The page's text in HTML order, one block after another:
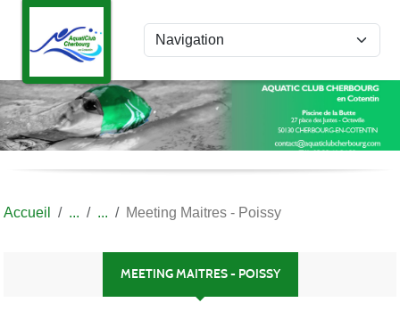
Accueil Meeting Maitres - Poissy
MEETING MAITRES - POISSY
Panneau de gestion des cookies